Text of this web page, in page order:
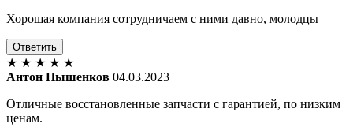
Хорошая компания сотрудничаем с ними давно, молодцы
Ответить
★ ★ ★ ★ ★
Антон Пышенков 04.03.2023
Отличные восстановленные запчасти с гарантией, по низким
ценам.